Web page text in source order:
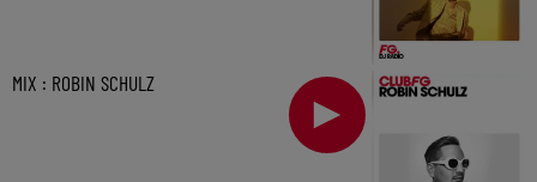
MIX : ROBIN SCHULZ